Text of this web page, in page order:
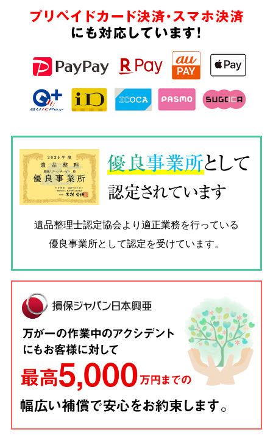
プリペイドカード決済・スマホ決済
にも対応しています!
優良事業所として
認定されています
遺品整理士認定協会より適正業務を行っている
優良事業所として認定を受けています。